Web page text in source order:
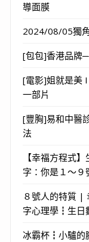
導面膜
2024/08/05獨
[包包]香港品牌
[電影]姐就是美
一部片
[豐胸]易和中醫
法
【幸福方程式
字：你是１～９
８號人的特質
字心理學┇生日
冰霸杯┇小驢的